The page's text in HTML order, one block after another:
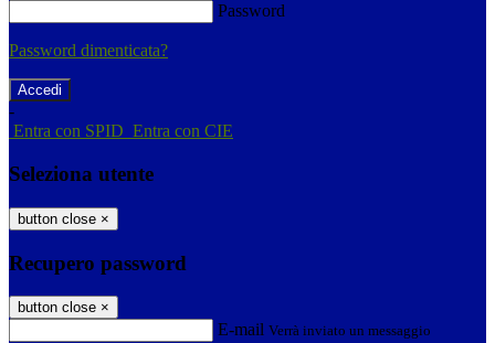
Password
Password dimenticata?
-
Entra con SPID Entra con CIE
Seleziona utente
button close ×
Recupero password
button close ×
E-mail Verrà inviato un messaggio